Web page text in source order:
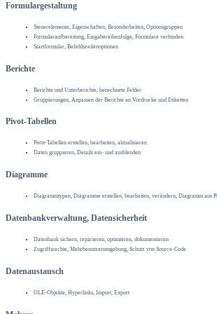
Formulargestaltung
Steuerelemente, Eigenschaften, Besonderheiten, Optionsgruppen
Formularaufbereitung, Eingabereihenfolge, Formulare verbinden
Startformular, Befehlszeilenoptionen
Berichte
Berichte und Unterberichte, berechnete Felder
Gruppierungen, Anpassen der Berichte an Vordrucke und Etiketten
Pivot-Tabellen
Pivot-Tabellen erstellen, bearbeiten, aktualisieren
Daten gruppieren, Details ein- und ausblenden
Diagramme
Diagrammtypen, Diagramme erstellen, bearbeiten, verändern, Diagramm aus
Datenbankverwaltung, Datensicherheit
Datenbank sichern, reparieren, optimieren, dokumentieren
Zugriffsrechte, Mehrbenutzerumgebung, Schutz von Source-Code
Datenaustausch
OLE-Objekte, Hyperlinks, Import, Export